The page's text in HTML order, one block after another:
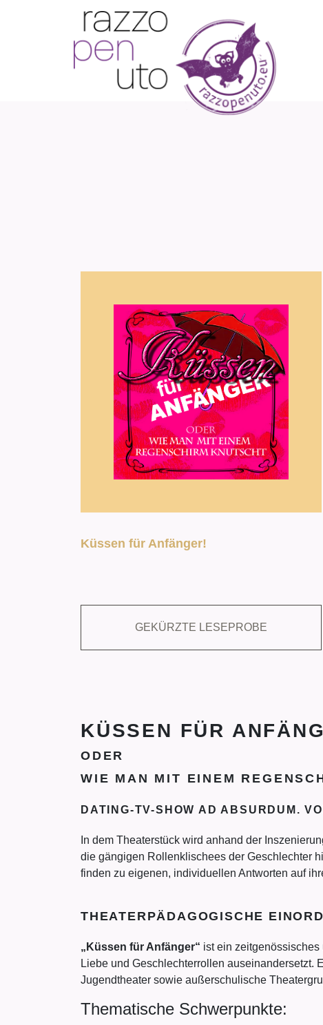
Küssen für Anfänger!
GEKÜRZTE LESEPROBE
KÜSSEN FÜR
ODER
WIE MAN MIT EINEM
DATING-TV-SHOW AD ABSURDUM.
In dem Theaterstück wird anhand der
die gängigen Rollenklischees der Geschlechter
finden zu eigenen, individuellen Antworten auf
THEATERPÄDAGOGISCHE
„Küssen für Anfänger“ ist ein
Liebe und Geschlechterrollen auseinandersetzt.
Jugendtheater sowie außerschulische
Thematische Schwerpunkte: